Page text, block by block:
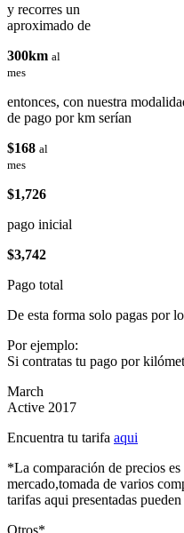
y recorres un
aproximado de
300km al
mes
entonces, con nuestra
de pago por km serían
$168 al
mes
$1,726
pago inicial
$3,742
Pago total
De esta forma solo pagas por
Por ejemplo:
Si contratas tu pago por
March
Active 2017
Encuentra tu tarifa aqui
*La comparación de precios
mercado,tomada de varios
tarifas aqui presentadas
Otros*